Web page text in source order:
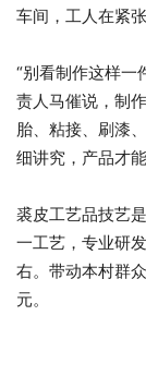
车间，工人在紧
“别看制作这样一
责人马催说，制
胎、粘接、刷漆
细讲究，产品才能
裘皮工艺品技艺
一工艺，专业研
右。带动本村群
元。